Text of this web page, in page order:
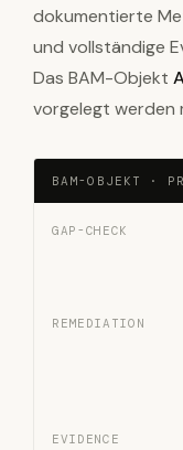
dokumentierte
und vollständige
Das BAM-Objekt
vorgelegt werden
BAM-OBJEKT ·
GAP-CHECK
REMEDIATION
EVIDENCE